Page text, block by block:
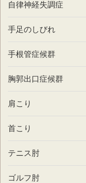
自律神経失調症
手足のしびれ
手根管症候群
胸郭出口症候群
肩こり
首こり
テニス肘
ゴルフ肘